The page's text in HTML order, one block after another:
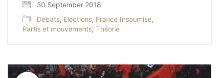
30 September 2018
Débats, Elections, France Insoumise,
Partis et mouvements, Théorie